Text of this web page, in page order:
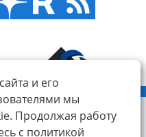
и его
мы
Продолжая работу
с политикой